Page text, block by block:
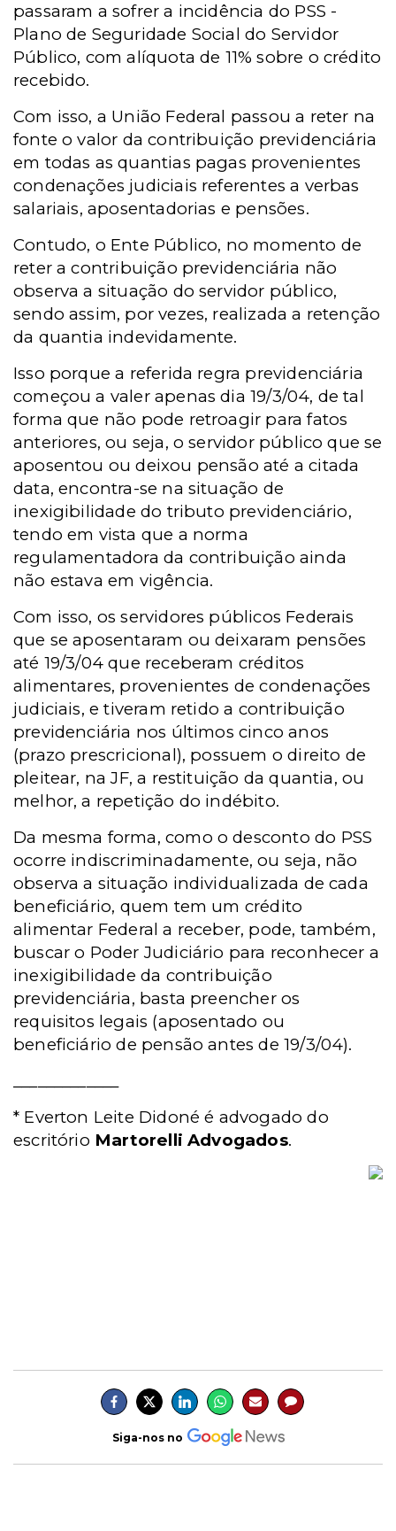
passaram a sofrer a incidência do PSS -
Plano de Seguridade Social do Servidor
Público, com alíquota de 11% sobre o crédito
recebido.
Com isso, a União Federal passou a reter na
fonte o valor da contribuição previdenciária
em todas as quantias pagas provenientes
condenações judiciais referentes a verbas
salariais, aposentadorias e pensões.
Contudo, o Ente Público, no momento de
reter a contribuição previdenciária não
observa a situação do servidor público,
sendo assim, por vezes, realizada a retenção
da quantia indevidamente.
Isso porque a referida regra previdenciária
começou a valer apenas dia 19/3/04, de tal
forma que não pode retroagir para fatos
anteriores, ou seja, o servidor público que se
aposentou ou deixou pensão até a citada
data, encontra-se na situação de
inexigibilidade do tributo previdenciário,
tendo em vista que a norma
regulamentadora da contribuição ainda
não estava em vigência.
Com isso, os servidores públicos Federais
que se aposentaram ou deixaram pensões
até 19/3/04 que receberam créditos
alimentares, provenientes de condenações
judiciais, e tiveram retido a contribuição
previdenciária nos últimos cinco anos
(prazo prescricional), possuem o direito de
pleitear, na JF, a restituição da quantia, ou
melhor, a repetição do indébito.
Da mesma forma, como o desconto do PSS
ocorre indiscriminadamente, ou seja, não
observa a situação individualizada de cada
beneficiário, quem tem um crédito
alimentar Federal a receber, pode, também,
buscar o Poder Judiciário para reconhecer a
inexigibilidade da contribuição
previdenciária, basta preencher os
requisitos legais (aposentado ou
beneficiário de pensão antes de 19/3/04).
* Everton Leite Didoné é advogado do
escritório Martorelli Advogados.
Siga-nos no